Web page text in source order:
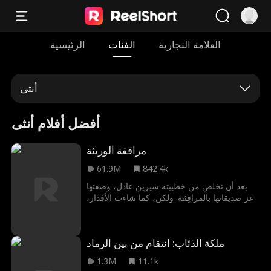
الرئيسية الفئات العلامة التجارية
أنثى
أفضل أفلام أنثى
مرافقة الوريثة
61.9M
842.4k
بعد أن تخلص من خطيبته سيرين عادل، وصفتها
أعز صديقاتها بالمرافِقة. ولكن، كما شاءت الأقدار،
ملكة الذئاب: انتقام من بين الرماد
1.3M
11.1k